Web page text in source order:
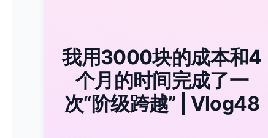
我用3000块的成本和4
个月的时间完成了一
次“阶级跨越” | Vlog48